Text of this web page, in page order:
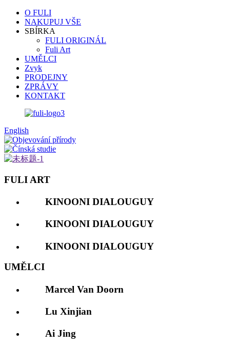
O FULI
NAKUPUJ VŠE
SBÍRKA
FULI ORIGINÁL
Fuli Art
UMĚLCI
Zvyk
PRODEJNY
ZPRÁVY
KONTAKT
English
FULI ART
KINOONI DIALOUGUY
KINOONI DIALOUGUY
KINOONI DIALOUGUY
UMĚLCI
Marcel Van Doorn
Lu Xinjian
Ai Jing